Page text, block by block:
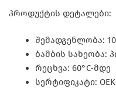
პროდუქტის დეტალები:
შემადგენლობა:
ბამბის სახეობა:
რეცხვა: 60°C-მდე
სერტიფიკატი: